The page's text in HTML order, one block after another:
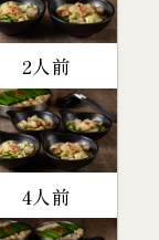
2人前
4人前